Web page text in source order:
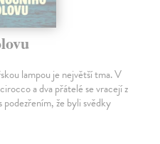
lampou je největší tma. V
a dva přátelé se vracejí z
že byli svědky